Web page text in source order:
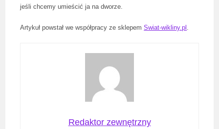
jeśli chcemy umieścić ja na dworze.
Artykuł powstał we współpracy ze sklepemSwiat-wikliny.pl .
Redaktor zewnętrzny